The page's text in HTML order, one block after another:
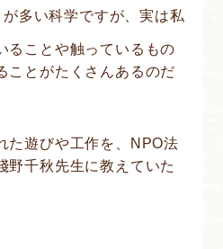
が多い科学ですが、実は私
ることや触っているもの
ことがたくさんあるのだ
た遊びや工作を、NPO法
野千秋先生に教えていた